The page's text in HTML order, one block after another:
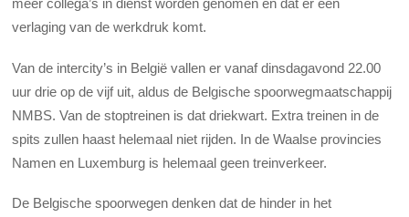
meer collega’s in dienst worden genomen en dat er een
verlaging van de werkdruk komt.
Van de intercity’s in België vallen er vanaf dinsdagavond 22.00
uur drie op de vijf uit, aldus de Belgische spoorwegmaatschappij
NMBS. Van de stoptreinen is dat driekwart. Extra treinen in de
spits zullen haast helemaal niet rijden. In de Waalse provincies
Namen en Luxemburg is helemaal geen treinverkeer.
De Belgische spoorwegen denken dat de hinder in het